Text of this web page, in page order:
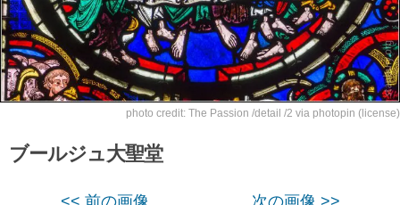
photo credit: The Passion /detail /2 via photopin (license)
ブールジュ大聖堂
<< 前の画像 次の画像 >>